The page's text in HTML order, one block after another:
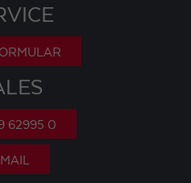
62995 0